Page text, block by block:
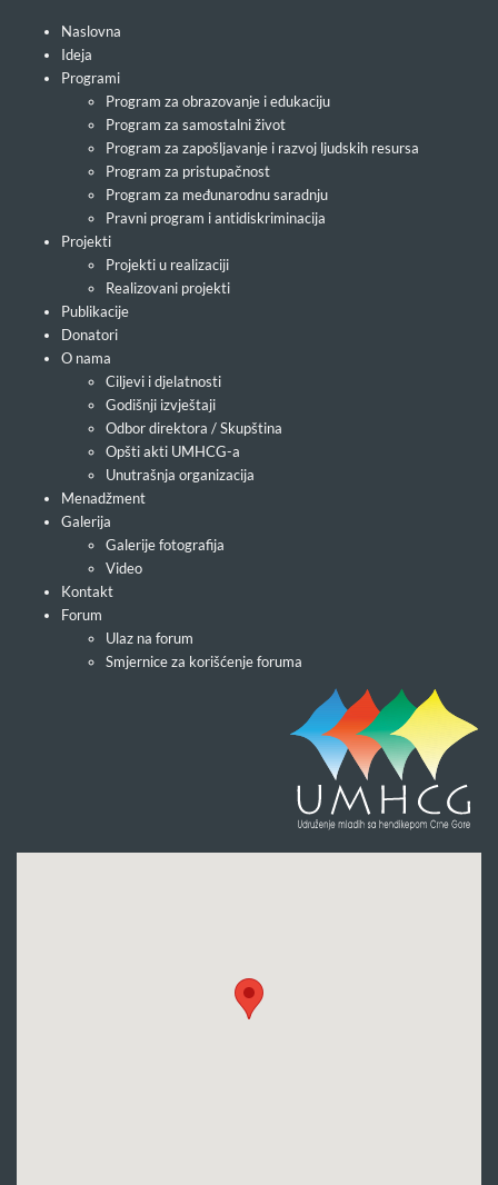
Naslovna
Ideja
Programi
Program za obrazovanje i edukaciju
Program za samostalni život
Program za zapošljavanje i razvoj ljudskih resursa
Program za pristupačnost
Program za međunarodnu saradnju
Pravni program i antidiskriminacija
Projekti
Projekti u realizaciji
Realizovani projekti
Publikacije
Donatori
O nama
Ciljevi i djelatnosti
Godišnji izvještaji
Odbor direktora / Skupština
Opšti akti UMHCG-a
Unutrašnja organizacija
Menadžment
Galerija
Galerije fotografija
Video
Kontakt
Forum
Ulaz na forum
Smjernice za korišćenje foruma